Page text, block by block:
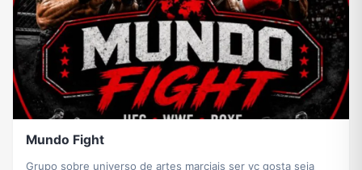
Mundo Fight
Grupo sobre universo de artes marciais ser vc gosta seja